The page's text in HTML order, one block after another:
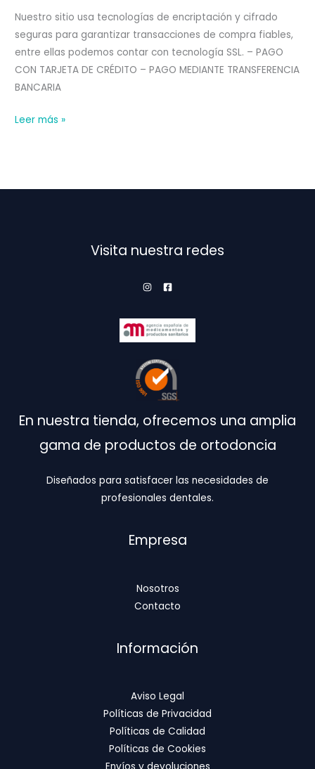
Nuestro sitio usa tecnologías de encriptación y cifrado
seguras para garantizar transacciones de compra fiables,
entre ellas podemos contar con tecnología SSL. – PAGO
CON TARJETA DE CRÉDITO – PAGO MEDIANTE TRANSFERENCIA
BANCARIA
Formas
Leer más »
Visita nuestra redes
En nuestra tienda, ofrecemos una amplia
gama de productos de ortodoncia
Diseñados para satisfacer las necesidades de
profesionales dentales.
Empresa
Nosotros
Contacto
Información
Aviso Legal
Políticas de Privacidad
Políticas de Calidad
Políticas de Cookies